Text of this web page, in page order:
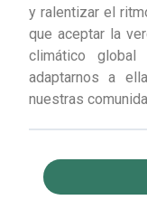
y ralentizar el
que aceptar la
climático global
adaptarnos a
nuestras